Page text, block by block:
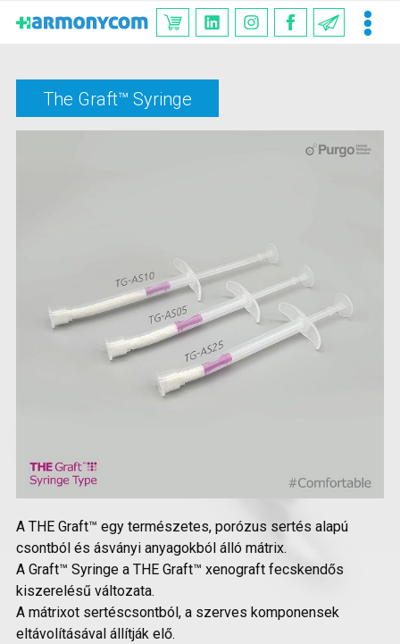
The Graft™ Syringe
A THE Graft™ egy természetes, porózus sertés alapú
csontból és ásványi anyagokból álló mátrix.
A Graft™ Syringe a THE Graft™ xenograft fecskendős
kiszerelésű változata.
A mátrixot sertéscsontból, a szerves komponensek
eltávolításával állítják elő.